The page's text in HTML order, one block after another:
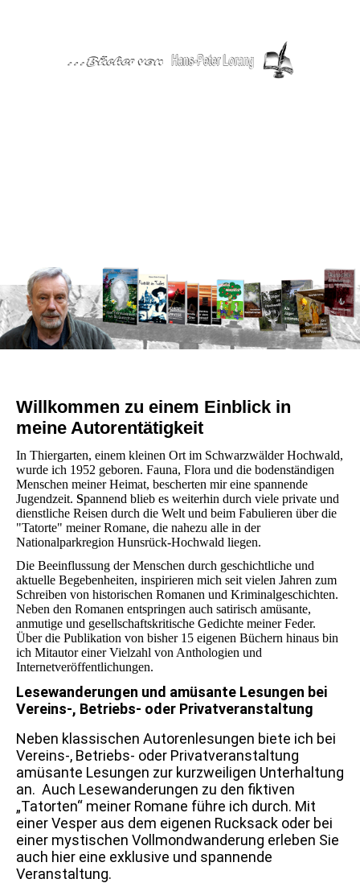
Willkommen zu einem Einblick in
meine Autorentätigkeit
In Thiergarten, einem kleinen Ort im Schwarzwälder Hochwald,
wurde ich 1952 geboren. Fauna, Flora und die bodenständigen
Menschen meiner Heimat, bescherten mir eine spannende
Jugendzeit. Spannend blieb es weiterhin durch viele private und
dienstliche Reisen durch die Welt und beim Fabulieren über die
"Tatorte" meiner Romane, die nahezu alle in der
Nationalparkregion Hunsrück-Hochwald liegen.
Die Beeinflussung der Menschen durch geschichtliche und
aktuelle Begebenheiten, inspirieren mich seit vielen Jahren zum
Schreiben von historischen Romanen und Kriminalgeschichten.
Neben den Romanen entspringen auch satirisch amüsante,
anmutige und gesellschaftskritische Gedichte meiner Feder.
Über die Publikation von bisher 15 eigenen Büchern hinaus bin
ich Mitautor einer Vielzahl von Anthologien und
Internetveröffentlichungen.
Lesewanderungen und amüsante Lesungen bei
Vereins-, Betriebs- oder Privatveranstaltung
Neben klassischen Autorenlesungen biete ich bei
Vereins-, Betriebs- oder Privatveranstaltung
amüsante Lesungen zur kurzweiligen Unterhaltung
an. Auch Lesewanderungen zu den fiktiven
„Tatorten“ meiner Romane führe ich durch. Mit
einer Vesper aus dem eigenen Rucksack oder bei
einer mystischen Vollmondwanderung erleben Sie
auch hier eine exklusive und spannende
Veranstaltung.